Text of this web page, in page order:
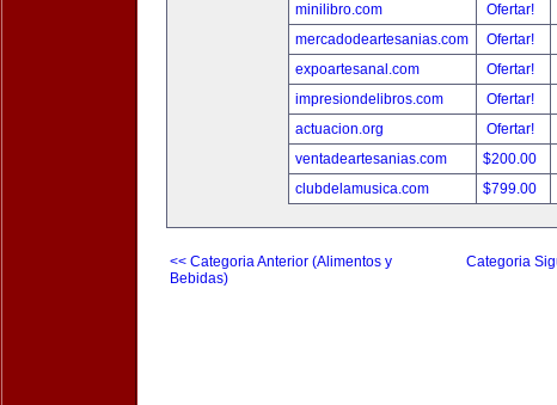
minilibro.com
Ofertar!
mercadodeartesanias.com
Ofertar!
expoartesanal.com
Ofertar!
impresiondelibros.com
Ofertar!
actuacion.org
Ofertar!
ventadeartesanias.com
$200.00
clubdelamusica.com
$799.00
<< Categoria Anterior (Alimentos y
Bebidas)
Categoria